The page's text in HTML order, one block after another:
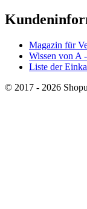
Magazin für
Wissen von A
Liste der
© 2017 - 2026